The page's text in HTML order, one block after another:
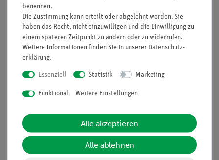
Nach oben
Informationen
Unternehmen
Kontakt
Übersicht Service
Inventarisierungs- &
Einräumservice
Inbetriebnahme & Schulungen
benennen.
Die Zustimmung kann erteilt oder abgelehnt werden. Sie
haben das Recht, nicht einzuwilligen und die Einwilligung zu
einem späteren Zeitpunkt zu ändern oder zu widerrufen.
Weitere Informationen finden Sie in unserer Daten­schutz­
erklärung.
Essenziell Statistik Marketing
Funktional Weitere Einstellungen
Alle akzeptieren
Alle ablehnen